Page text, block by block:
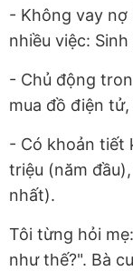
- Không vay
nhiều việc:
- Chủ động
mua đồ điện
- Có khoản tiết
triệu (năm
nhất).
Tôi từng hỏi
như thế?". Bà